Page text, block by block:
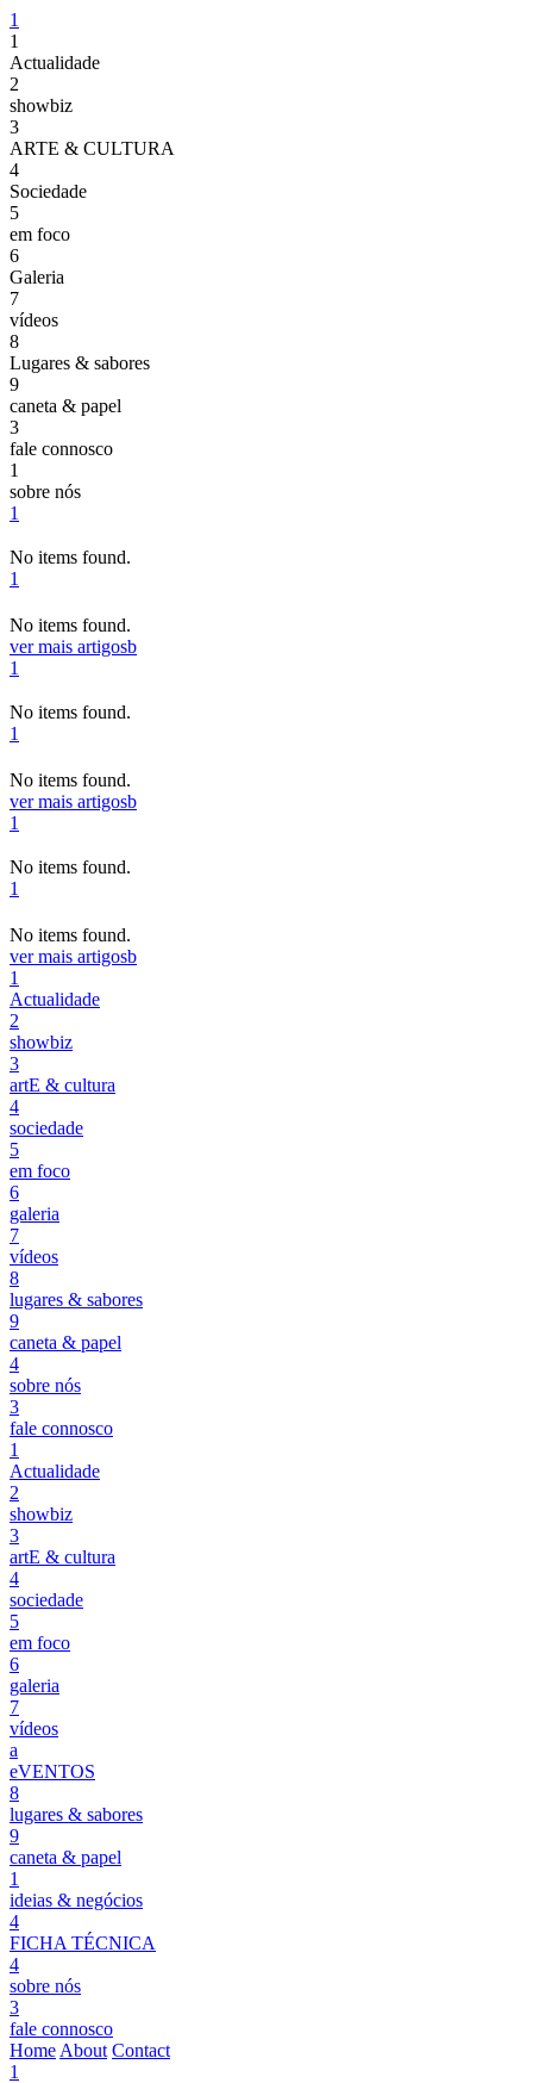
1
1
Actualidade
2
showbiz
3
ARTE & CULTURA
4
Sociedade
5
em foco
6
Galeria
7
vídeos
8
Lugares & sabores
9
caneta & papel
3
fale connosco
1
sobre nós
1
No items found.
1
No items found.
ver mais artigosb
1
No items found.
1
No items found.
ver mais artigosb
1
No items found.
1
No items found.
ver mais artigosb
1
Actualidade
2
showbiz
3
artE & cultura
4
sociedade
5
em foco
6
galeria
7
vídeos
8
lugares & sabores
9
caneta & papel
4
sobre nós
3
fale connosco
1
Actualidade
2
showbiz
3
artE & cultura
4
sociedade
5
em foco
6
galeria
7
vídeos
a
eVENTOS
8
lugares & sabores
9
caneta & papel
1
ideias & negócios
4
FICHA TÉCNICA
4
sobre nós
3
fale connosco
Home About Contact
1